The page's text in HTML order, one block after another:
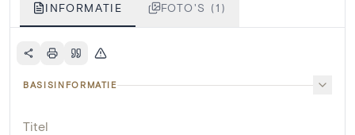
INFORMATIE FOTO'S (1)
BASISINFORMATIE
Titel